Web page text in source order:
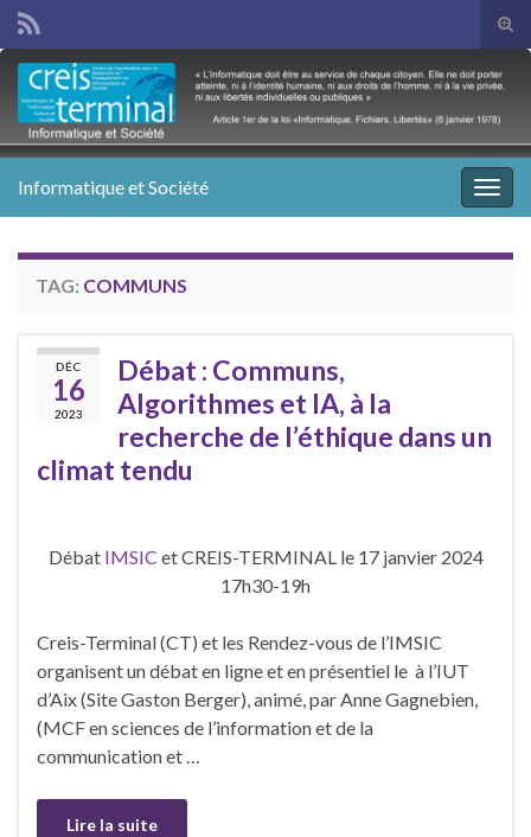
Search for:
Informatique et Société
TAG: COMMUNS
DÉC
16
2023
Débat : Communs,
Algorithmes et IA, à la
recherche de l’éthique dans un
climat tendu
Débat IMSIC et CREIS-TERMINAL le 17 janvier 2024
17h30-19h
Creis-Terminal (CT) et les Rendez-vous de l’IMSIC
organisent un débat en ligne et en présentiel le à l’IUT
d’Aix (Site Gaston Berger), animé, par Anne Gagnebien,
(MCF en sciences de l’information et de la
communication et …
Lire la suite